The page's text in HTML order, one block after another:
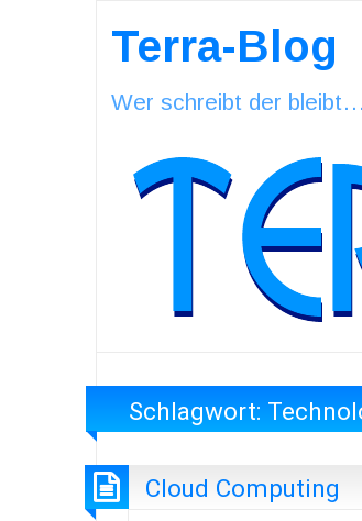
Terra-Blog
Wer schreibt der bleibt…
Schlagwort:
Cloud Computing